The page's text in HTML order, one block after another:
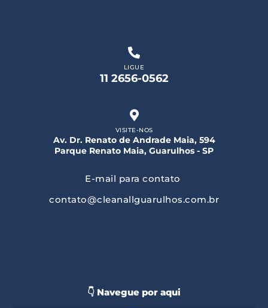
👇 Navegue por aqui
LIGUE
11 2656-0562
VISITE-NOS
Av. Dr. Renato de Andrade Maia, 594
Parque Renato Maia, Guarulhos - SP
E-mail para contato
contato@cleanallguarulhos.com.br